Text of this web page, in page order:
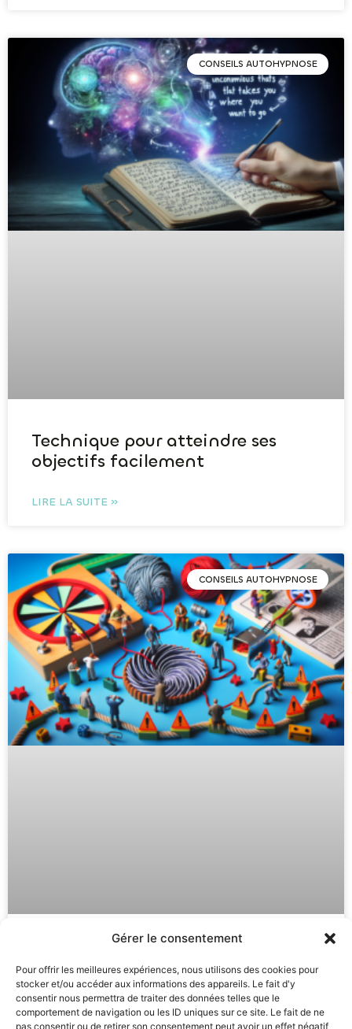
Gérer le consentement
Pour offrir les meilleures expériences, nous utilisons des cookies pour
stocker et/ou accéder aux informations des appareils. Le fait d'y
consentir nous permettra de traiter des données telles que le
comportement de navigation ou les ID uniques sur ce site. Le fait de ne
pas consentir ou de retirer son consentement peut avoir un effet négatif
CONSEILS AUTOHYPNOSE
Technique pour atteindre ses
objectifs facilement
LIRE LA SUITE »
CONSEILS AUTOHYPNOSE
pour Éviter la Routine et
Progresser